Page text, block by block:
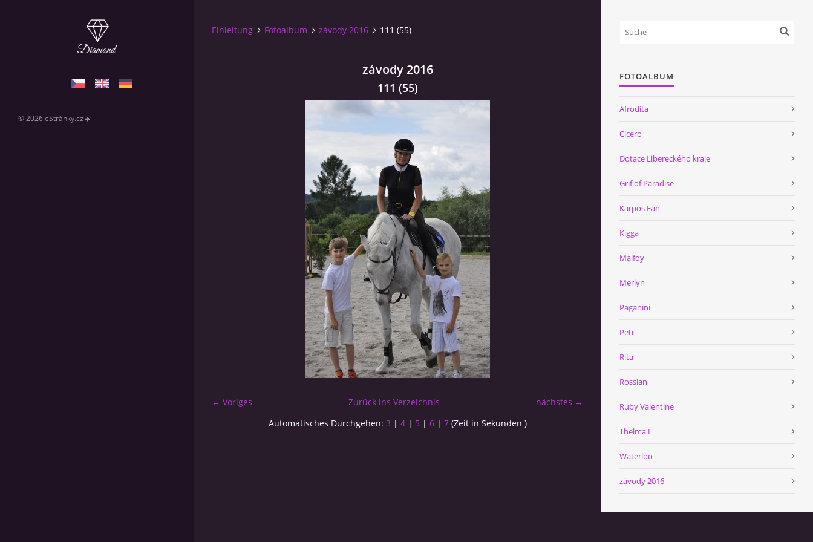
© 2026 eStránky.cz
Einleitung Fotoalbum závody 2016 111 (55)
závody 2016
111 (55)
← Voriges nächstes →
Zurück ins Verzeichnis
Automatisches Durchgehen: 3 | 4| 5 | 6| 7(Zeit in Sekunden )
FOTOALBUM
Afrodita
Cicero
Dotace Libereckého kraje
Grif of Paradise
Karpos Fan
Kigga
Malfoy
Merlyn
Paganini
Petr
Rita
Rossian
Ruby Valentine
Thelma L
Waterloo
závody 2016